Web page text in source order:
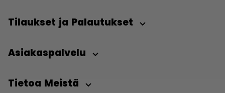
Tilaukset ja Palautukset
Asiakaspalvelu
Tietoa Meistä